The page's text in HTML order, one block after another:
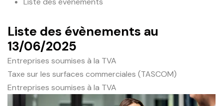
Liste des évènements au
13/06/2025
Entreprises soumises à la TVA
Taxe sur les surfaces commerciales (TASCOM)
Entreprises soumises à la TVA